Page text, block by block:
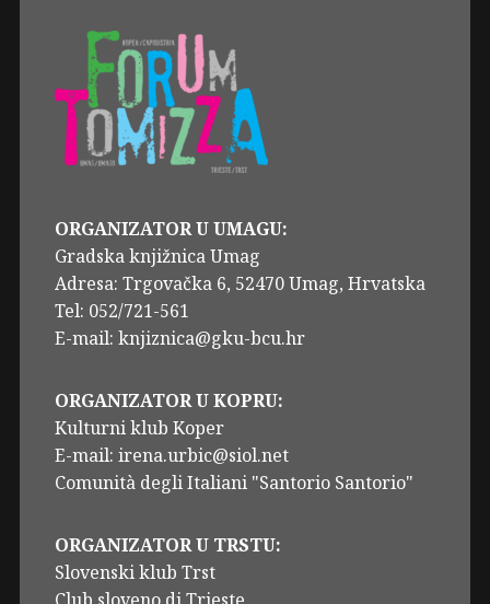
ORGANIZATOR U UMAGU:
Gradska knjižnica Umag
Adresa: Trgovačka 6, 52470 Umag, Hrvatska
Tel: 052/721-561
E-mail: knjiznica@gku-bcu.hr
ORGANIZATOR U KOPRU:
Kulturni klub Koper
E-mail: irena.urbic@siol.net
Comunità degli Italiani "Santorio Santorio"
ORGANIZATOR U TRSTU:
Slovenski klub Trst